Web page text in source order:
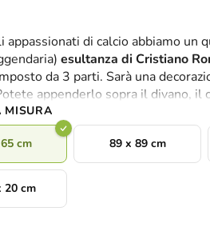
appassionati di calcio abbiamo un
esultanza di Cristiano
da 3 parti. Sarà una
appenderlo sopra il divano, il
MISURA
cm 89 x 89 cm
20 cm